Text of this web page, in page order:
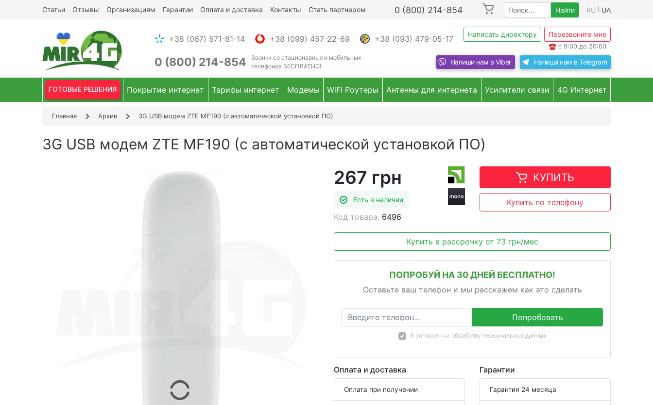
Статьи Отзывы Организациям Гарантии Оплата и доставка Контакты Стать партнером 0 (800) 214-854 Найти RU UA
+38 (067) 571-81-14 +38 (099) 457-22-69 +38 (093) 479-05-17 Написать директору Перезвоните мне
☎ с 9:00 до 20:00
0 (800) 214-854 Звонки со стационарных и мобильных
телефонов БЕСПЛАТНО! Напиши нам в Viber Напиши нам в Telegram
ГОТОВЫЕ РЕШЕНИЯ Покрытие интернет Тарифы интернет Модемы WiFi Роутеры Антенны для интернета Усилители связи 4G Интернет
Главная Архив 3G USB модем ZTE MF190 (с автоматической установкой ПО)
3G USB модем ZTE MF190 (с автоматической установкой ПО)
267 грн
Есть в наличии
Код товара: 6496
КУПИТЬ
Купить по телефону
Купить в рассрочку от 73 грн/мес
ПОПРОБУЙ НА 30 ДНЕЙ БЕСПЛАТНО!
Оставьте ваш телефон и мы расскажем как это сделать
Попробовать
Я согласен на обработку персональных данных
Оплата и доставка
Оплата при получении
Гарантии
Гарантия 24 месяца